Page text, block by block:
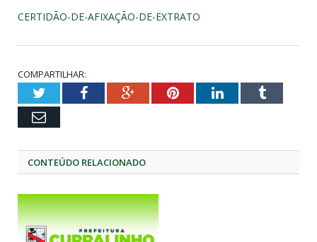
CERTIDÃO-DE-AFIXAÇÃO-DE-EXTRATO
COMPARTILHAR:
TwitterFacebookGoogle+PinterestLinkedInTumblr
Email
CONTEÚDO RELACIONADO